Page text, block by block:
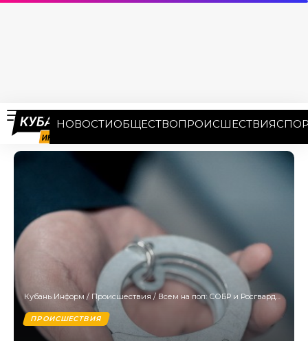
НОВОСТИОБЩЕСТВОПРОИСШЕСТВИЯ
Кубань Информ / Происшествия / Всем на пол: СОБР и Росгвардия накрыли подпольное казино в Анапе
ПРОИСШЕСТВИЯ